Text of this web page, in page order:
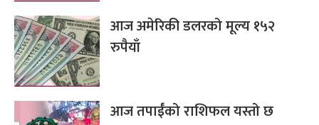
आज अमेरिकी डलरको मूल्य १५२
रुपैयाँ
आज तपाईँको राशिफल यस्तो छ